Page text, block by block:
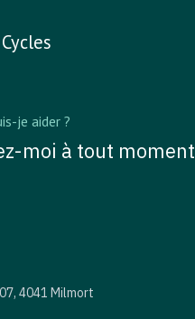
je aider ?
moi à tout moment
4041 Milmort